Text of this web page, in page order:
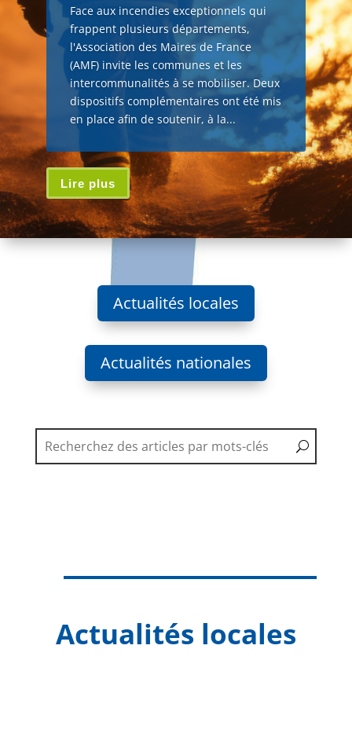
Face aux incendies exceptionnels qui
frappent plusieurs départements,
l'Association des Maires de France
(AMF) invite les communes et les
intercommunalités à se mobiliser. Deux
dispositifs complémentaires ont été mis
en place afin de soutenir, à la...
Lire plus
Actualités locales
Actualités nationales
Actualités locales